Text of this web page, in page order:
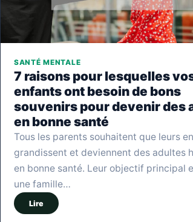
SANTÉ MENTALE
7 raisons pour lesquelles
enfants ont besoin de bons
souvenirs pour devenir des
en bonne santé
Tous les parents souhaitent que leurs
grandissent et deviennent des adultes
en bonne santé. Leur objectif principal
une famille…
Lire